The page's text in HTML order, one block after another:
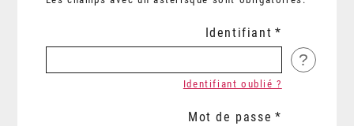
Identifiant
?
Identifiant oublié ?
Mot de passe